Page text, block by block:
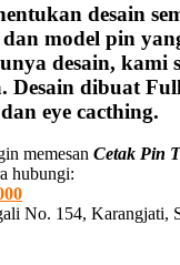
desain
model pin
desain, kami
Desain dibuat
eye cacthing.
memesan Cetak Pin
hubungi:
No. 154, Karangjati,